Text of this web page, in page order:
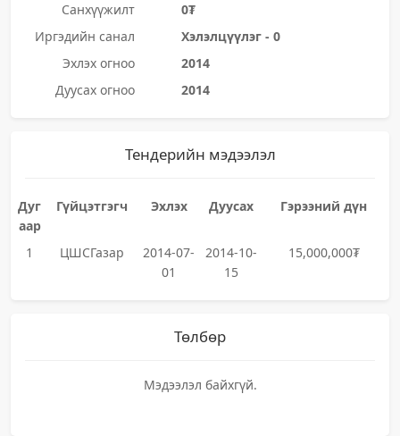
Санхүүжилт
0₮
Иргэдийн санал
Хэлэлцүүлэг - 0
Эхлэх огноо
2014
Дуусах огноо
2014
Тендерийн мэдээлэл
Дуг
аар
Гүйцэтгэгч Эхлэх Дуусах Гэрээний дүн
1 ЦШСГазар
2014-07-
01
2014-10-
15
15,000,000₮
Төлбөр
Мэдээлэл байхгүй.